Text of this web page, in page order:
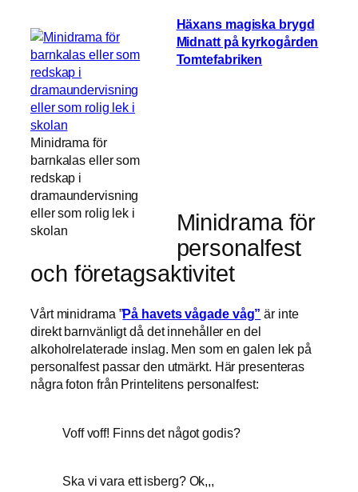
Minidrama för
barnkalas eller som
redskap i
dramaundervisning
eller som rolig lek i
skolan
Häxans magiska brygd
Midnatt på kyrkogården
Tomtefabriken
Minidrama för
personalfest
och företagsaktivitet
Vårt minidrama ”På havets vågade våg” är inte
direkt barnvänligt då det innehåller en del
alkoholrelaterade inslag. Men som en galen lek på
personalfest passar den utmärkt. Här presenteras
några foton från Printelitens personalfest:
Voff voff! Finns det något godis?
Ska vi vara ett isberg? Ok,,,